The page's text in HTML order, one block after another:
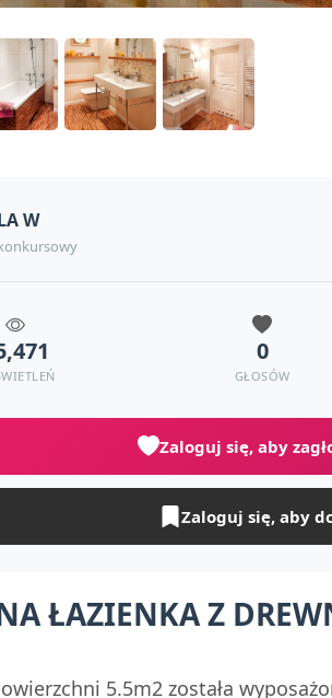
ŁAZIENKA Z
5.5m2 została
W
0
GŁOSÓW
Zaloguj się, aby
Zaloguj się, aby